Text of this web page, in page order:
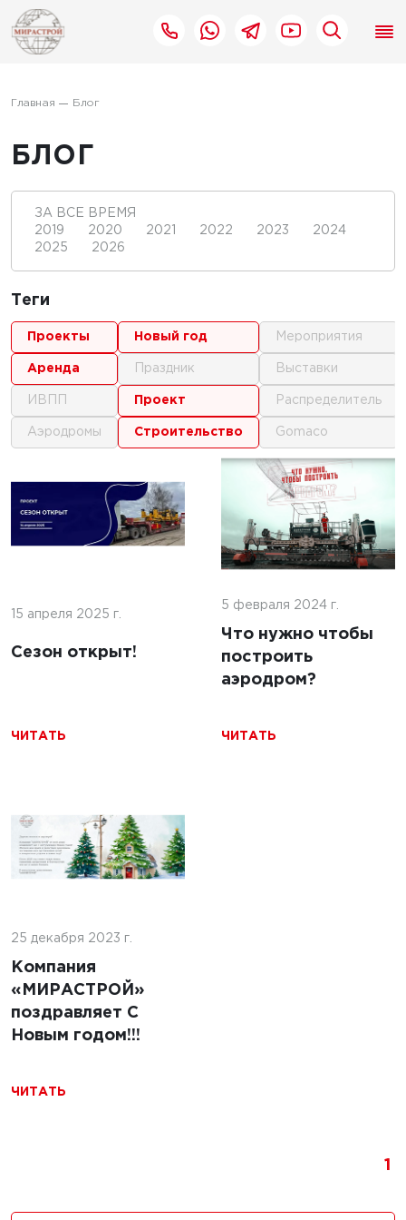
Главная Блог
БЛОГ
1
1
15 апреля 2025 г.
Сезон открыт!
ЧИТАТЬ
5 февраля 2024 г.
Что нужно чтобы
построить
аэродром?
ЧИТАТЬ
25 декабря 2023 г.
Компания
«МИРАСТРОЙ»
поздравляет С
Новым годом!!!
ЧИТАТЬ
1
16 июня 2025 г.
Строительство
современные
подходы и
технологии
г.
с
из
Строительство
беспилотных
авиационных
систем:
ЗА ВСЕ ВРЕМЯ
2019
2020 2021 2022 2023
2024
2025
2026
Теги
проекты
аренда
ИВПП
аэродромы
новый год
праздник
проект
строительство
мероприятия
выставки
распределитель
gomaco